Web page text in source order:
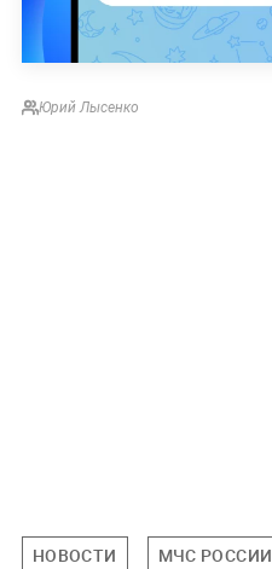
Юрий Лысенко
НОВОСТИ МЧС РОССИИ